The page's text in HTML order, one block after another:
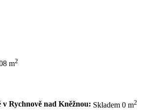
m2
Rychnově nad Kněžnou: Skladem 0 m2